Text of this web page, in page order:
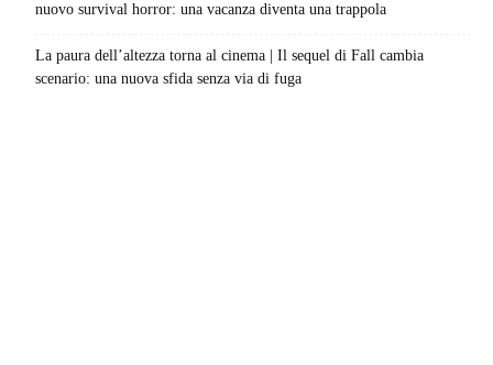
nuovo survival horror: una vacanza diventa una trappola
La paura dell’altezza torna al cinema | Il sequel di Fall cambia
scenario: una nuova sfida senza via di fuga